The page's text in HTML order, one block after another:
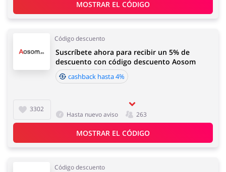
MOSTRAR EL CÓDIGO
Código descuento
3302
Suscríbete ahora para recibir un 5% de
descuento con código descuento Aosom
cashback hasta 4%
Hasta nuevo aviso 263
MOSTRAR EL CÓDIGO
Código descuento